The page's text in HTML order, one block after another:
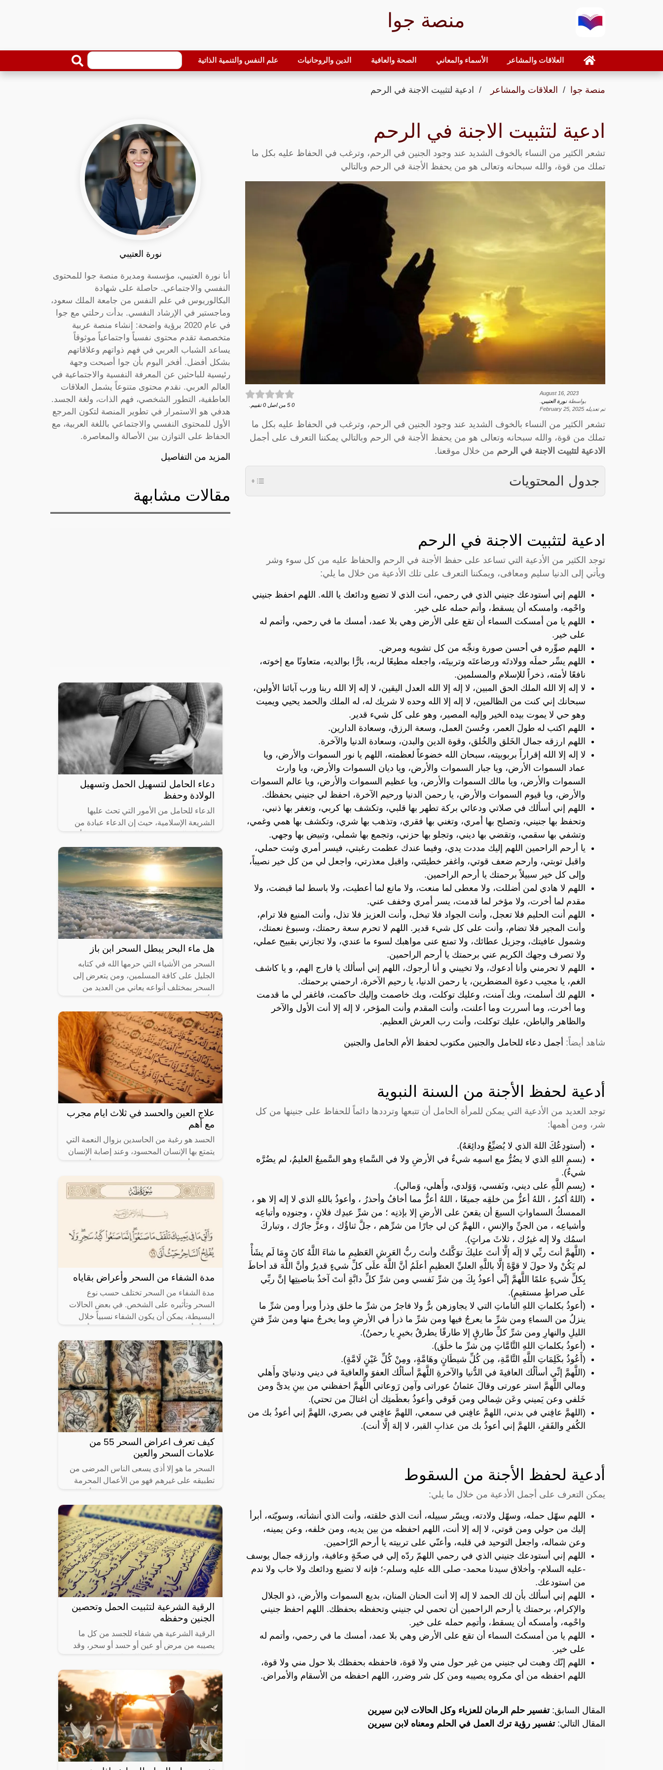
منصة جوا
العلاقات والمشاعر الأسماء والمعاني الصحة والعافية الدين والروحانيات علم النفس والتنمية الذاتية
منصة جوا العلاقات والمشاعر ادعية لتثبيت الاجنة في الرحم
ادعية لتثبيت الاجنة في الرحم
تشعر الكثير من النساء بالخوف الشديد عند وجود الجنين في الرحم، وترغب في الحفاظ عليه بكل ما
تملك من قوة، والله سبحانه وتعالى هو من يحفظ الأجنة في الرحم وبالتالي
August 16, 2023
بواسطةنورة العتيبي
تم تعديله February 25, 2025
0
5 من اصل 0 تقييم.
تشعر الكثير من النساء بالخوف الشديد عند وجود الجنين في الرحم، وترغب في الحفاظ عليه بكل ما
تملك من قوة، والله سبحانه وتعالى هو من يحفظ الأجنة في الرحم وبالتالي يمكننا التعرف على أجمل
الادعية لتثبيت الاجنة في الرحم من خلال موقعنا.
جدول المحتويات
ادعية لتثبيت الاجنة في الرحم
توجد الكثير من الأدعية التي تساعد على حفظ الأجنة في الرحم والحفاظ عليه من كل سوء وشر
ويأتي إلى الدنيا سليم ومعافى، ويمكننا التعرف على تلك الأدعية من خلال ما يلي:
اللهم إني أستودعك جنيني الذي في رحمي، أنت الذي لا تضيع ودائعك يا الله. اللهم احفظ جنيني
واحْمِه، وامسكه أن يسقط، وأتم حمله على خير.
اللهم يا من أمسكت السماء أن تقع على الأرض وهي بلا عمد، أمسك ما في رحمي، وأتمم له
على خير.
اللهم صوِّره في أحسن صورة ونجِّه من كل تشويه ومرض.
اللهم يسِّر حملَه وولادتَه ورضاعتَه وتربيتَه، واجعله مطيعًا لربه، بارًّا بوالديه، متعاونًا مع إخوته،
نافعًا لأمته، ذخراً للإسلام والمسلمين.
لا إله إلا الله الملك الحق المبين، لا إله إلا الله العدل اليقين، لا إله إلا الله ربنا ورب آبائنا الأولين،
سبحانك إني كنت من الظالمين، لا إله إلا الله وحده لا شريك له، له الملك والحمد يحيي ويميت
وهو حي لا يموت بيده الخير وإليه المصير، وهو على كل شيء قدير.
اللهم اكتب له طولَ العمر، وحُسنَ العمل، وسعة الرزق، وسعادة الدارين.
اللهم ارزقه جمال الخَلق والخُلق، وقوة الدين والبدن، وسعادة الدنيا والآخرة.
لا إله إلا الله إقراراً بربوبيته، سبحان الله خضوعاً لعظمته، اللهم يا نور السموات والأرض، ويا
عماد السموات الأرض، ويا جبار السموات والأرض، ويا ديان السموات والأرض، ويا وارث
السموات والأرض، ويا مالك السموات والأرض، ويا عظيم السموات والأرض، ويا عالم السموات
والأرض، ويا قيوم السموات والأرض، يا رحمن الدنيا ورحيم الآخرة، احفظ لي جنيني بحفظك.
اللهم إني أسألك في صلاتي ودعائي بركة تطهر بها قلبي، وتكشف بها كربي، وتغفر بها ذنبي،
وتحفظ بها جنيني، وتصلح بها أمري، وتغني بها فقري، وتذهب بها شري، وتكشف بها همي وغمي،
وتشفي بها سقمي، وتقضي بها ديني، وتجلو بها حزني، وتجمع بها شملي، وتبيض بها وجهي.
يا أرحم الراحمين اللهم إليك مددت يدي، وفيما عندك عظمت رغبتي، فيسر أمري وثبت حملي،
واقبل توبتي، وارحم ضعف قوتي، واغفر خطيئتي، واقبل معذرتي، واجعل لي من كل خير نصيباً،
وإلى كل خير سبيلاً برحمتك يا أرحم الراحمين.
اللهم لا هادي لمن أضللت، ولا معطى لما منعت، ولا مانع لما أعطيت، ولا باسط لما قبضت، ولا
مقدم لما أخرت، ولا مؤخر لما قدمت، يسر أمري وخفف عني.
اللهم أنت الحليم فلا تعجل، وأنت الجواد فلا تبخل، وأنت العزيز فلا تذل، وأنت المنيع فلا ترام،
وأنت المجير فلا تضام، وأنت على كل شيء قدير. اللهم لا تحرم سعة رحمتك، وسبوغ نعمتك،
وشمول عافيتك، وجزيل عطائك، ولا تمنع عنى مواهبك لسوء ما عندي، ولا تجازني بقبيح عملي،
ولا تصرف وجهك الكريم عني برحمتك يا أرحم الراحمين.
اللهم لا تحرمني وأنا أدعوك، ولا تخيبني و أنا أرجوك، اللهم إني أسألك يا فارج الهم، و يا كاشف
الغم، يا مجيب دعوة المضطرين، يا رحمن الدنيا، يا رحيم الآخرة، ارحمني برحمتك.
اللهم لك أسلمت، وبك آمنت، وعليك توكلت، وبك خاصمت وإليك حاكمت، فاغفر لي ما قدمت
وما أخرت، وما أسررت وما أعلنت، وأنت المقدم وأنت المؤخر، لا إله إلا أنت الأول والآخر
والظاهر والباطن، عليك توكلت، وأنت رب العرش العظيم.
شاهد أيضاً: أجمل دعاء للحامل والجنين مكتوب لحفظ الأم الحامل والجنين
أدعية لحفظ الأجنة من السنة النبوية
توجد العديد من الأدعية التي يمكن للمرأة الحامل أن تتبعها وترددها دائماً للحفاظ على جنينها من كل
شر، ومن أهمها:
(أستودِعُكَ اللهَ الذي لا يُضيِّعُ ودائِعَهُ).
(بسمِ اللهِ الذي لا يضُرُّ مع اسمِه شيءٌ في الأرضِ ولا في السَّماءِ وهو السَّميعُ العليمُ، لم يضُرَّه
شيءٌ).
(بِسمِ اللَّهِ على ديني، ونَفسي، وَوَلدي، وأَهلي، وَمالي).
(اللهُ أكبرُ ، اللهُ أعزُّ من خلقِه جميعًا ، اللهُ أعزُّ مما أخافُ وأحذرُ ، وأعوذُ باللهِ الذي لا إله إلا هو ،
الممسكُ السماواتِ السبعَ أن يقعنَ على الأرضِ إلا بإذنِه ؛ من شرِّ عبدِك فلانٍ ، وجنودِه وأتباعِه
وأشياعِه ، من الجنِّ والإنسِ ، اللهمَّ كن لي جارًا من شرِّهم ، جلَّ ثناؤُك ، وعزَّ جارُك ، وتباركَ
اسمُك ولا إله غيرُك ، ثلاثَ مراتٍ).
(اللَّهمَّ أنتَ ربِّي لا إلَه إلَّا أنتَ عليكَ توَكَّلتُ وأنتَ ربُّ العَرشِ العَظيمِ ما شاءَ اللَّهُ كانَ ومَا لَم يشَأْ
لم يَكُنْ ولا حولَ لا قوَّةَ إلَّا باللَّهِ العليِّ العظيمِ أعلَمُ أنَّ اللَّهَ علَى كلِّ شيءٍ قديرٌ وأنَّ اللَّهَ قد أحاطَ
بِكلِّ شيءٍ علمًا اللَّهمَّ إنِّي أعوذُ بِكَ مِن شرِّ نَفسي ومن شرِّ كلِّ دابَّةٍ أنتَ آخذٌ بناصيتِها إنَّ ربِّي
علَى صراطٍ مستقيمٍ).
(أعوذُ بكلماتِ اللهِ التاماتِ التي لا يجاوزهن برٌّ ولا فاجرٌ من شرِّ ما خلق وذرأ وبرأ ومن شرِّ ما
ينزلُ من السماءِ ومن شرِّ ما يعرجُ فيها ومن شرِّ ما ذرأ في الأرضِ وما يخرجُ منها ومن شرِّ فتنِ
الليلِ والنهارِ ومن شرِّ كلِّ طارقٍ إلا طارقًا يطرقُ بخيرٍ يا رحمنُ).
(أعوذُ بكلماتِ اللهِ التَّامَّاتِ مِن شرِّ ما خلَق).
(أَعُوذُ بكَلِمَاتِ اللَّهِ التَّامَّةِ، مِن كُلِّ شيطَانٍ وهَامَّةٍ، ومِنْ كُلِّ عَيْنٍ لَامَّةٍ).
(اللَّهمَّ إنِّي أسألُك العافيةَ في الدُّنيا والآخرةِ اللَّهمَّ أسألُك العفوَ والعافيةَ في ديني ودنيايَ وأَهلي
ومالي اللَّهمَّ استر عورتى وقالَ عثمانُ عوراتى وآمِن رَوعاتي اللَّهمَّ احفظني من بينِ يدىَّ ومن
خَلفي وعن يَميني وعَن شِمالي ومن فَوقي وأعوذُ بعظَمتِك أن اغتالَ من تحتي).
(اللهمَّ عافِني في بدني، اللهمَّ عافِني في سمعي، اللهمَّ عافِني في بصري، اللهمَّ إني أعوذُ بك من
الكُفرِ والفَقرِ، اللهمَّ إني أعوذُ بك من عذابِ القبر، لا إلهَ إلَّا أنت).
أدعية لحفظ الأجنة من السقوط
يمكن التعرف على أجمل الأدعية من خلال ما يلي:
اللهم سهّل حمله، وسهّل ولادته، ويسّر سبيله، أنت الذي خلقته، وأنت الذي أنشأته، وسويّته، أبرأ
إليك من حولي ومن قوتي، لا إله إلا أنت، اللهم احفظه من بين يديه، ومن خلفه، وعن يمينه،
وعن شماله، واجعل التوحيد في قلبه، وأعنّي على تربيته يا أرحم الرّاحمين.
اللهم إني أستودعك جنيني الذي في رحمي اللهمّ ردّه إلي في صحّةٍ وعافية، وارزقه جمال يوسف
-عليه السلام- وأخلاق سيدنا محمد- صلى الله عليه وسلم-؛ فإنه لا تضيع ودائعك ولا خاب ولا ندم
من استودعك.
اللهم إني أسألك بأن لك الحمد لا إله إلا أنت الحنان المنان، بديع السموات والأرض، ذو الجلال
والإكرام، برحمتك يا أرحم الراحمين أن تحمي لي جنيني وتحفظه بحفظك. اللهم احفظ جنيني
واحْمِه، وأمسكه أن يسقط، وأتمِم حمله على خير.
اللهم يا من أمسكتَ السماء أن تقع على الأرض وهي بلا عمد، أمسك ما في رحمي، وأتمم له
على خير.
اللهم إنّك وهبت لي جنيني من غير حول مني ولا قوة، فاحفظه بحفظك بلا حول مني ولا قوة،
اللهم احفظه من أي مكروه يصيبه ومن كل شر وضرر، اللهم احفظه من الأسقام والأمراض.
المقال السابق:تفسير حلم الرمان للعزباء وكل الحالات لابن سيرين
المقال التالي:تفسير رؤية ترك العمل في الحلم ومعناه لابن سيرين
نورة العتيبي
أنا نورة العتيبي، مؤسسة ومديرة منصة جوا للمحتوى
النفسي والاجتماعي. حاصلة على شهادة
البكالوريوس في علم النفس من جامعة الملك سعود،
وماجستير في الإرشاد النفسي. بدأت رحلتي مع جوا
في عام 2020 برؤية واضحة: إنشاء منصة عربية
متخصصة تقدم محتوى نفسياً واجتماعياً موثوقاً
يساعد الشباب العربي في فهم ذواتهم وعلاقاتهم
بشكل أفضل. أفخر اليوم بأن جوا أصبحت وجهة
رئيسية للباحثين عن المعرفة النفسية والاجتماعية في
العالم العربي. نقدم محتوى متنوعاً يشمل العلاقات
العاطفية، التطور الشخصي، فهم الذات، ولغة الجسد.
هدفي هو الاستمرار في تطوير المنصة لتكون المرجع
الأول للمحتوى النفسي والاجتماعي باللغة العربية، مع
الحفاظ على التوازن بين الأصالة والمعاصرة.
المزيد من التفاصيل
مقالات مشابهة
دعاء الحامل لتسهيل الحمل وتسهيل
الولادة وحفظ
الدعاء للحامل من الأمور التي تحث عليها
الشريعة الإسلامية، حيث إن الدعاء عبادة من
يُعدّ من أسباب تيسير الأمور
هل ماء البحر يبطل السحر ابن باز
السحر من الأشياء التي حرمها الله في كتابه
الجليل على كافة المسلمين، ومن يتعرض إلى
السحر بمختلف أنواعه يعاني من العديد من
علاج العين والحسد في ثلاث ايام مجرب
مع أهم
الحسد هو رغبة من الحاسدين بزوال النعمة التي
يتمتع بها الإنسان المحسود، وعند إصابة الإنسان
مدة الشفاء من السحر وأعراض بقاياه
مدة الشفاء من السحر تختلف حسب نوع
السحر وتأثيره على الشخص. في بعض الحالات
البسيطة، يمكن أن يكون الشفاء نسبياً خلال
كيف تعرف اعراض السحر 55 من
علامات السحر والعين
السحر ما هو إلا أذى يسعى الناس المرضى من
تطبيقه على غيرهم فهو من الأعمال المحرمة
التي تعرض المسحور إلى الأذى يكون
الرقية الشرعية لتثبيت الحمل وتحصين
الجنين وحفظه
الرقية الشرعية هي شفاء للجسد من كل ما
يصيبه من مرض أو عين أو حسد أو سحر، وقد
باستخدام آيات القرآن الكريم والشفاء بها من
كل